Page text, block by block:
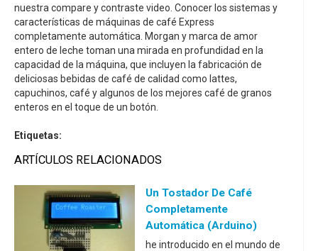
nuestra compare y contraste video. Conocer los sistemas y
características de máquinas de café Express
completamente automática. Morgan y marca de amor
entero de leche toman una mirada en profundidad en la
capacidad de la máquina, que incluyen la fabricación de
deliciosas bebidas de café de calidad como lattes,
capuchinos, café y algunos de los mejores café de granos
enteros en el toque de un botón.
Etiquetas:
ARTÍCULOS RELACIONADOS
Un Tostador De Café
Completamente
Automática (Arduino)
he introducido en el mundo de